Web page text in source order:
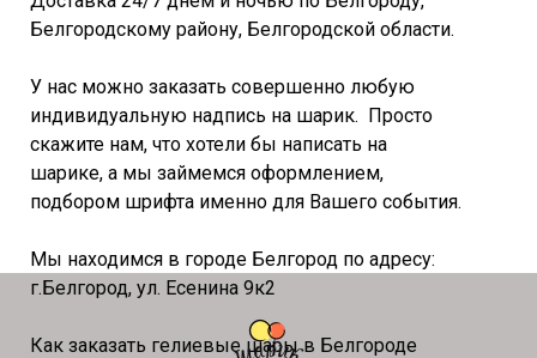
Белгородскому району, Белгородской области.
У нас можно заказать совершенно любую
индивидуальную надпись на шарик. Просто
скажите нам, что хотели бы написать на
шарике, а мы займемся оформлением,
подбором шрифта именно для Вашего события.
Мы находимся в городе Белгород по адресу:
г.Белгород, ул. Есенина 9к2
Как заказать гелиевые шары в Белгороде